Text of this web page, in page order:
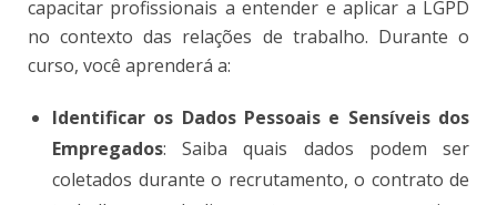
capacitar profissionais a entender e aplicar a LGPD
no contexto das relações de trabalho. Durante o
curso, você aprenderá a:
Identificar os Dados Pessoais e Sensíveis dos
Empregados: Saiba quais dados podem ser
coletados durante o recrutamento, o contrato de